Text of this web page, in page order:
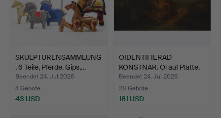
SKULPTURENSAMMLUNG
, 6 Teile, Pferde, Gips,…
Beendet 24. Jul 2026
4 Gebote
43 USD
OIDENTIFIERAD
KONSTNÄR. Öl auf Platte,
Fig…
Beendet 24. Jul 2026
28 Gebote
181 USD